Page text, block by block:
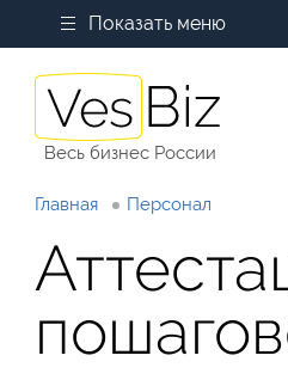
Показать меню
Весь бизнес России
Главная Персонал